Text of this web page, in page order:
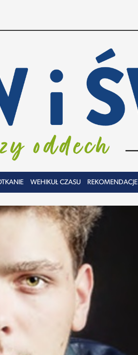
WEHIKUŁ CZASU REKOMENDACJE